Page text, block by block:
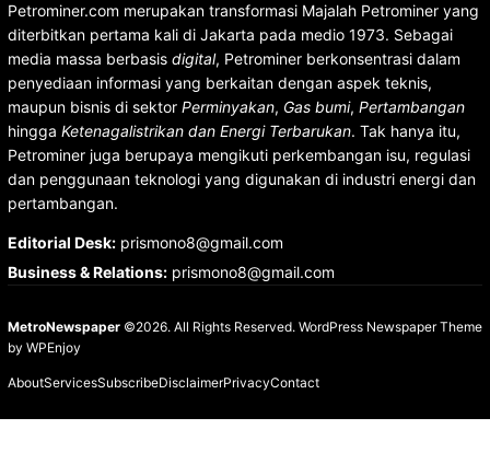
Petrominer.com merupakan transformasi Majalah Petrominer yang
diterbitkan pertama kali di Jakarta pada medio 1973. Sebagai
media massa berbasis digital, Petrominer berkonsentrasi dalam
penyediaan informasi yang berkaitan dengan aspek teknis,
maupun bisnis di sektor Perminyakan, Gas bumi, Pertambangan
hingga Ketenagalistrikan dan Energi Terbarukan. Tak hanya itu,
Petrominer juga berupaya mengikuti perkembangan isu, regulasi
dan penggunaan teknologi yang digunakan di industri energi dan
pertambangan.
Editorial Desk:prismono8@gmail.com
Business & Relations:prismono8@gmail.com
MetroNewspaper©2026. All Rights Reserved. WordPress Newspaper Theme
by WPEnjoy
AboutServicesSubscribeDisclaimerPrivacyContact